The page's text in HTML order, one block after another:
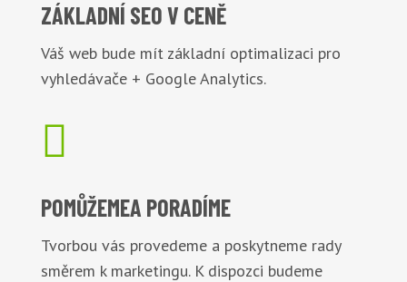
ZÁKLADNÍ SEO V CENĚ
Váš web bude mít základní optimalizaci pro
vyhledávače + Google Analytics.

POMŮŽEMEA PORADÍME
Tvorbou vás provedeme a poskytneme rady
směrem k marketingu. K dispozci budeme